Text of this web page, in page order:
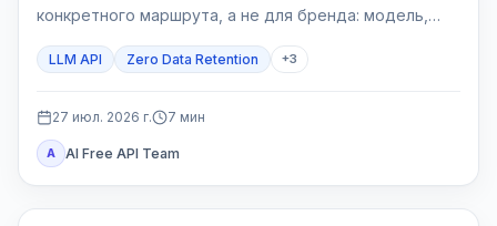
конкретного маршрута, а не для бренда: модель,
иметь разные правила.
LLM API Zero Data Retention +3
27 июл. 2026 г. 7 мин
A AI Free API Team